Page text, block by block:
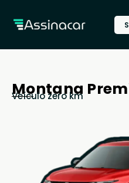
Montana
Veículo zero km